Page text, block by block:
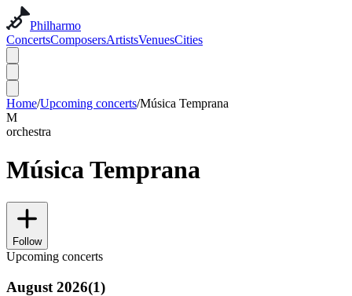
Philharmo
ConcertsComposersArtistsVenuesCities
Home/Upcoming concerts/Música Temprana
M
orchestra
Música Temprana
Follow
Upcoming concerts
August 2026(1)